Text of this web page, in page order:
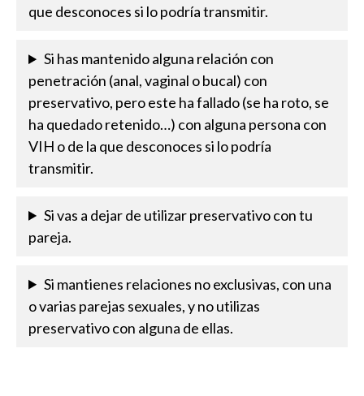
que desconoces si lo podría transmitir.
Si has mantenido alguna relación con
penetración (anal, vaginal o bucal) con
preservativo, pero este ha fallado (se ha roto, se
ha quedado retenido…) con alguna persona con
VIH o de la que desconoces si lo podría
transmitir.
Si vas a dejar de utilizar preservativo con tu
pareja.
Si mantienes relaciones no exclusivas, con una
o varias parejas sexuales, y no utilizas
preservativo con alguna de ellas.